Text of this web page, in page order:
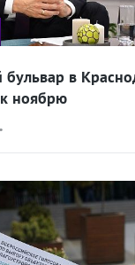
бульвар в
к ноябрю